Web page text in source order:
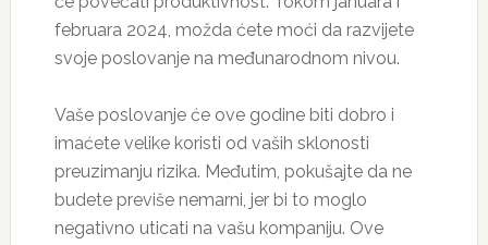
februara 2024, možda ćete moći da razvijete
svoje poslovanje na međunarodnom nivou.
Vaše poslovanje će ove godine biti dobro i
imaćete velike koristi od vaših sklonosti
preuzimanju rizika. Međutim, pokušajte da ne
budete previše nemarni, jer bi to moglo
negativno uticati na vašu kompaniju. Ove